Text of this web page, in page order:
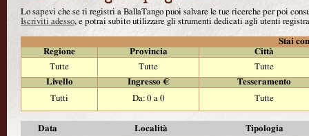
Lo sapevi che se ti registri a BallaTango puoi salvare le tue ricerche per poi
Iscriviti adesso, e potrai subito utilizzare gli strumenti dedicati agli utenti
Stai
Regione
Provincia
Città
Tutte
Tutte
Tutte
Livello
Ingresso €
Tesseramento
Tutti
Da: 0 a 0 Tutte
Data Località Tipologia